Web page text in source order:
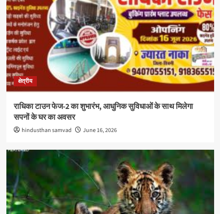
क्षेत्रीय
राधिका टाउन फेज-2 का शुभारंभ, आधुनिक सुविधाओं के साथ मिलेगा
सपनों के घर का अवसर
hindusthan samvad June 16, 2026